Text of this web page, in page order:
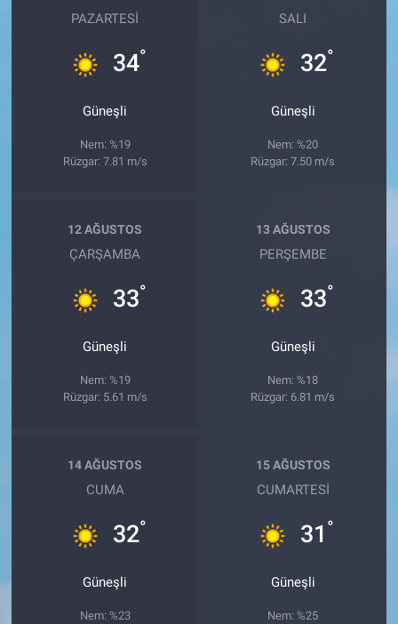
PAZARTESI
34°
Güneşli
Nem: %19
Rüzgar: 7.81 m/s
SALI
32°
Güneşli
Nem: %20
Rüzgar: 7.50 m/s
12 AĞUSTOS
ÇARŞAMBA
33°
Güneşli
Nem: %19
Rüzgar: 5.61 m/s
13 AĞUSTOS
PERŞEMBE
33°
Güneşli
Nem: %18
Rüzgar: 6.81 m/s
14 AĞUSTOS
CUMA
32°
Güneşli
Nem: %23
15 AĞUSTOS
CUMARTESI
31 °
Güneşli
Nem: %25